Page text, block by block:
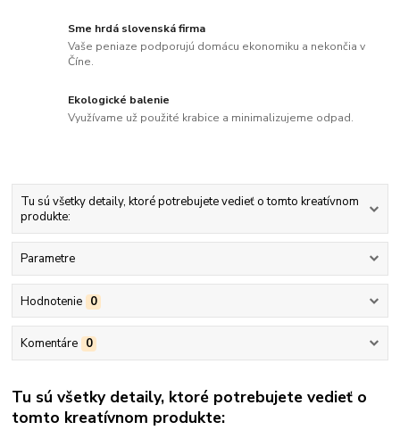
Sme hrdá slovenská firma
Vaše peniaze podporujú domácu ekonomiku a nekončia v
Číne.
Ekologické balenie
Využívame už použité krabice a minimalizujeme odpad.
Tu sú všetky detaily, ktoré potrebujete vedieť o tomto kreatívnom
produkte:
Parametre
Hodnotenie 0
Komentáre 0
Tu sú všetky detaily, ktoré potrebujete vedieť o
tomto kreatívnom produkte: